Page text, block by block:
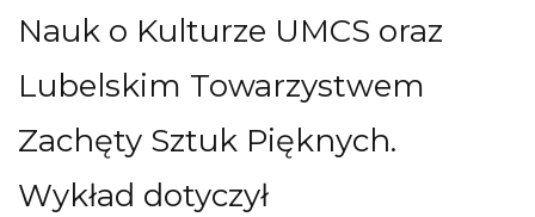
Nauk o Kulturze UMCS oraz
Lubelskim Towarzystwem
Zachęty Sztuk Pięknych.
Wykład dotyczył